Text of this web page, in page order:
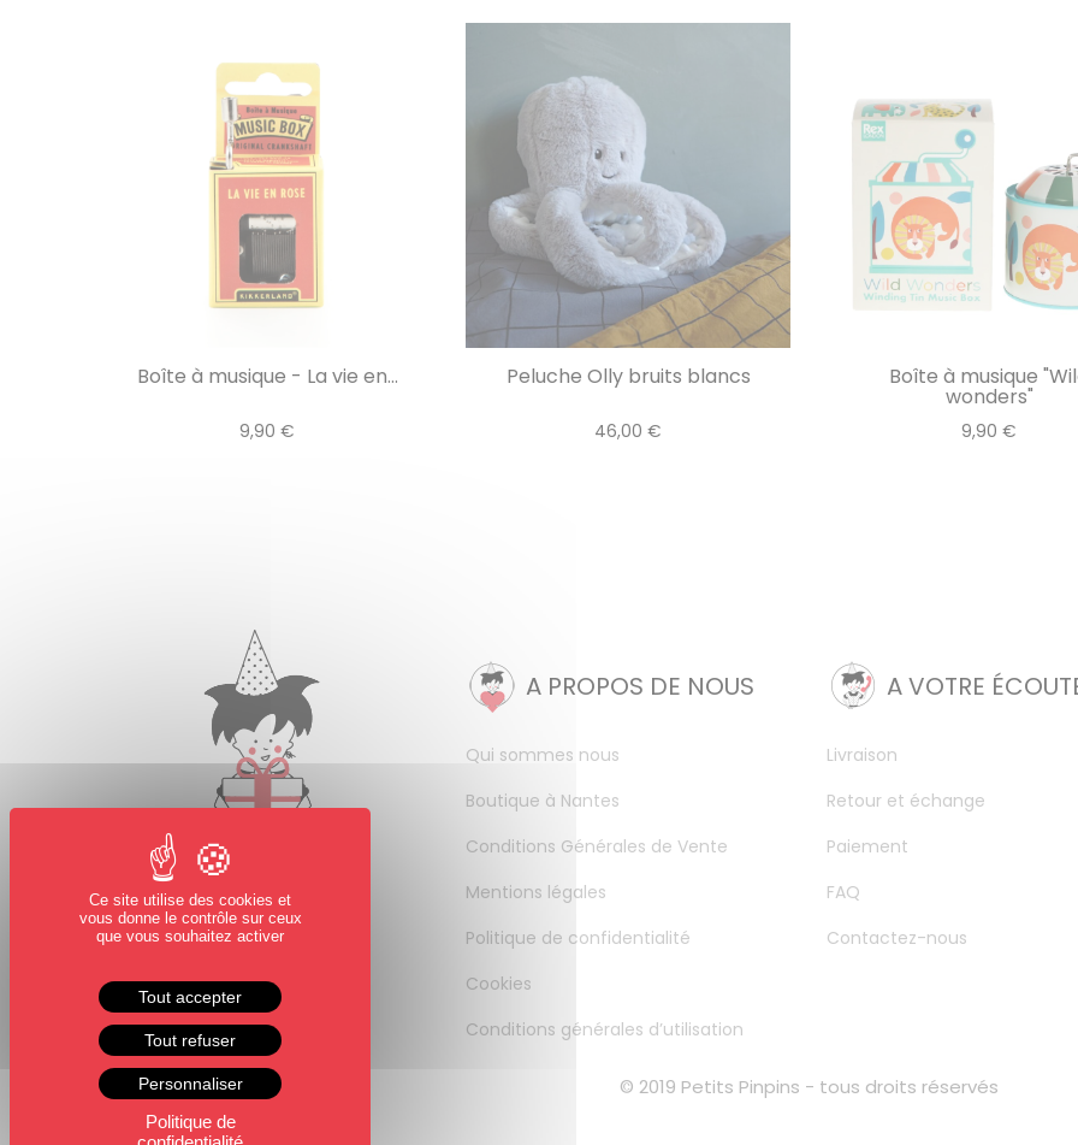
Boîte à musique - La vie en...
9,90 €
Peluche Olly bruits blancs
46,00 €
Boîte à musique
wonders"
9,90 €
A PROPOS DE NOUS
Qui sommes nous
Boutique à Nantes
Conditions Générales de Vente
Mentions légales
Politique de confidentialité
Cookies
Conditions générales d’utilisation
A VOTRE
Livraison
Retour et échange
Paiement
FAQ
Contactez-nous
© 2019 Petits Pinpins - tous droits réservés
Ce site utilise des cookies et
vous donne le contrôle sur ceux
que vous souhaitez activer
Tout accepter
Tout refuser
Personnaliser
Politique de